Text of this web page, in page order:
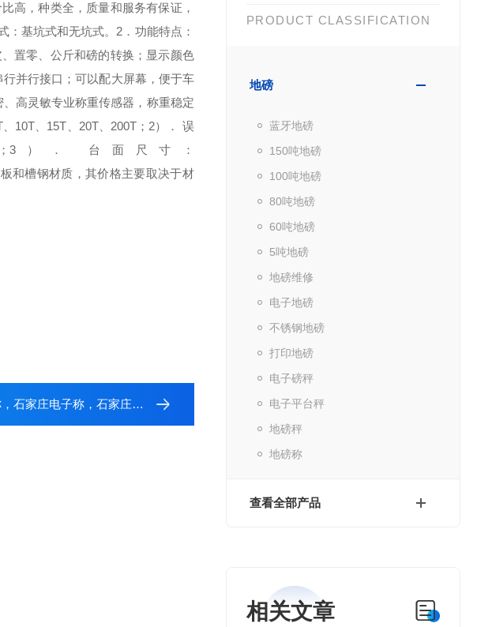
PRODUCT CLASSIFICATION
地磅
蓝牙地磅
150吨地磅
100吨地磅
80吨地磅
60吨地磅
5吨地磅
地磅维修
电子地磅
不锈钢地磅
打印地磅
电子磅秤
电子平台秤
地磅秤
地磅称
查看全部产品
相关文章
高，种类全，质量和服务有保证，
基坑式和无坑式。 2．功能特点：
置零、公斤和磅的转换； 显示颜色
行并行接口；可以配大屏幕，便于车
高灵敏专业称重传感器，称重稳定
10T、15T、20T、200T； 2）． 误
3）． 台面尺寸：
和槽钢材质，其价格主要取决于材
石家庄电子称，石家庄吊秤